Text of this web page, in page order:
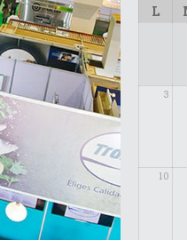
L
3
10